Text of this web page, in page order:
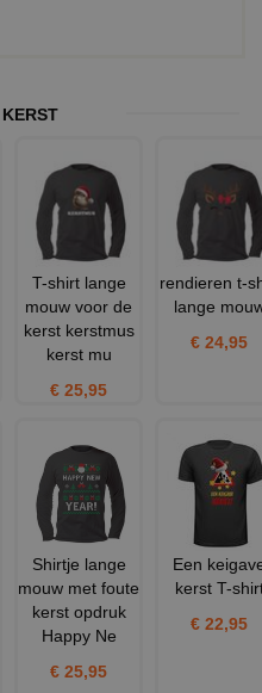
KERST
T-shirt lange
mouw voor de
kerst kerstmus
kerst mu
€ 25,95
rendieren t-
lange
€ 24,95
Shirtje lange
mouw met foute
kerst opdruk
Happy Ne
€ 25,95
Een
kerst T-
€ 22,95